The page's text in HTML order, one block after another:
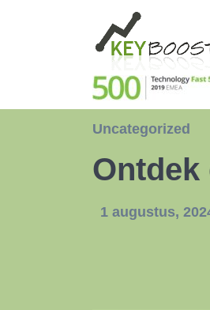
Uncategorized
Ontdek
1 augustus,